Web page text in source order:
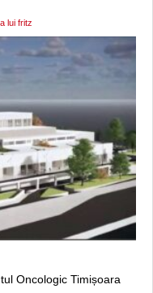
lui fritz
Oncologic Timișoara